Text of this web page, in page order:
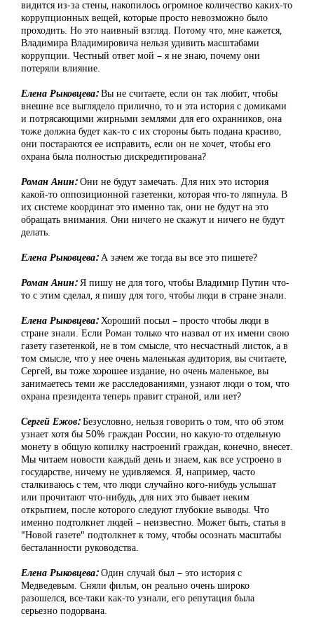
видится из-за стены, накопилось огромное количество каких-то
коррупционных вещей, которые просто невозможно было
проходить. Но это наивный взгляд. Потому что, мне кажется,
Владимира Владимировича нельзя удивить масштабами
коррупции. Честный ответ мой – я не знаю, почему они
потеряли влияние.
Елена Рыковцева:Вы не считаете, если он так любит, чтобы
внешне все выглядело прилично, то и эта история с домиками
и потрясающими жирными землями для его охранников, она
тоже должна будет как-то с их стороны быть подана красиво,
они постараются ее исправить, если он не хочет, чтобы его
охрана была полностью дискредитирована?
Роман Анин:Они не будут замечать. Для них это история
какой-то оппозиционной газетенки, которая что-то ляпнула. В
их системе координат это именно так, они не будут на это
обращать внимания. Они ничего не скажут и ничего не будут
делать.
Елена Рыковцева:А зачем же тогда вы все это пишете?
Роман Анин:Я пишу не для того, чтобы Владимир Путин что-
то с этим сделал, я пишу для того, чтобы люди в стране знали.
Елена Рыковцева:Хороший посыл – просто чтобы люди в
стране знали. Если Роман только что назвал от их имени свою
газету газетенкой, не в том смысле, что несчастный листок, а в
том смысле, что у нее очень маленькая аудитория, вы считаете,
Сергей, вы тоже хорошее издание, но очень маленькое, вы
занимаетесь теми же расследованиями, узнают люди о том, что
охрана президента теперь правит страной, или нет?
Сергей Ежов:Безусловно, нельзя говорить о том, что об этом
узнает хотя бы 50% граждан России, но какую-то отдельную
монету в общую копилку настроений граждан, конечно, внесет.
Мы читаем новости каждый день и знаем, как все устроено в
государстве, ничему не удивляемся. Я, например, часто
сталкиваюсь с тем, что люди случайно кого-нибудь услышат
или прочитают что-нибудь, для них это бывает неким
открытием, после которого следуют глубокие выводы. Что
именно подтолкнет людей – неизвестно. Может быть, статья в
"Новой газете" подтолкнет к тому, чтобы осознать масштабы
бесталанности руководства.
Елена Рыковцева:Один случай был – это история с
Медведевым. Сняли фильм, он реально очень широко
разошелся, все-таки как-то узнали, его репутация была
серьезно подорвана.